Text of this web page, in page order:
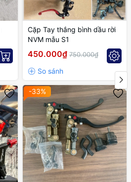
Cặp Tay thắng bình dầu rời
NVM mẫu S1
450.000₫ 750.000₫
-33%